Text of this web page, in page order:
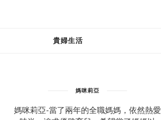
貴婦生活
媽咪莉亞
媽咪莉亞-當了兩年的全職媽媽，依然熱愛